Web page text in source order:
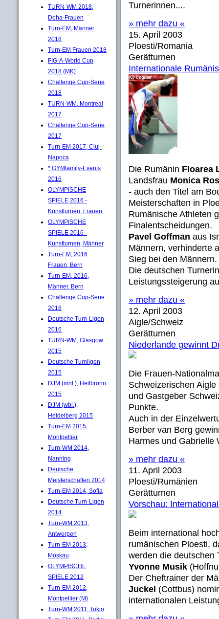
TURN-WM 2018,
Doha-Frauen
Turn-EM, Männer
2018
Turn-EM Frauen 2018
FIG-A-World Cup
2018 (MK)
Challenge Cup-Serie
2018
TURN-WM, Montreal
2017
Challenge Cup-Serie
2017
Turn-EM 2017, Cluj-
Napoca
* GYMfamily-Events
2016
OLYMPISCHE
SPIELE 2016 -
Kunstturnen, Frauen
OLYMPISCHE
SPIELE 2016 -
Kunstturnen, Männer
Turn-EM, 2016
Frauen, Bern
Turn-EM, 2016,
Männer, Bern
Challenge Cup-Serie
2016
Deutsche Turn-Ligen
2016
TURN-WM, Glasgow
2015
Deutsche Turnligen
2015
DJM (mnl.), Heilbronn
2015
DJM (wbl.),
Heidelberg 2015
Turn-EM 2015,
Montpellier
Turn-WM 2014,
Nanning
Deutsche
Meisterschaften 2014
Turn-EM 2014, Sofia
Deutsche Turn-Ligen
2014
Turn-WM 2013,
Antwerpen
Turn-EM 2013,
Moskau
OLYMPISCHE
SPIELE 2012
Turn-EM 2012,
Montpellier (M)
Turn-WM 2011, Tokio
Turnerinnen....
» mehr dazu «
15. April 2003
Ploesti/Romania
Gerätturnen
Internationale
Die Rumänin Floarea
Landsfrau Monica
- auch den Titel am
Meisterschaften in
Rumänische Athleten
Finalentscheidungen.
Pavel Goffman aus
Männern, verhinderte
Sieg bei den Männern.
Die deutschen
Leistungssteigerung
» mehr dazu «
12. April 2003
Aigle/Schweiz
Gerätturnen
Niederlande gewinnt
Die Frauen-
Schweizerischen
und Gastgeber
Punkte.
Auch in der
Berber van Berg
Harmes und Gabrielle
» mehr dazu «
11. April 2003
Ploesti/Rumänien
Gerätturnen
Vorschau:
Beim international
rumänischen Ploesti,
werden die deutschen
Yvonne Musik
Der Cheftrainer der
Juckel (Cottbus)
internationalen